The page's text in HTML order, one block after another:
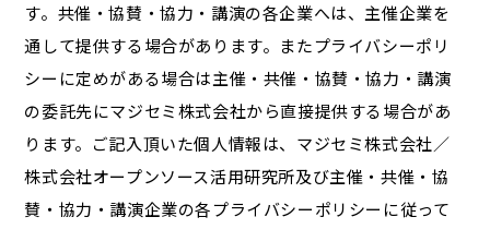
す。共催・協賛・協力・講演の各企業へは、主催企業を
通して提供する場合があります。またプライバシーポリ
シーに定めがある場合は主催・共催・協賛・協力・講演
の委託先にマジセミ株式会社から直接提供する場合があ
ります。ご記入頂いた個人情報は、マジセミ株式会社／
株式会社オープンソース活用研究所及び主催・共催・協
賛・協力・講演企業の各プライバシーポリシーに従って